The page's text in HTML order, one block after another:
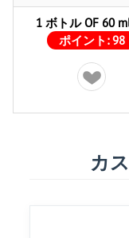
1 ボトル OF 60
ポイント:98
カ